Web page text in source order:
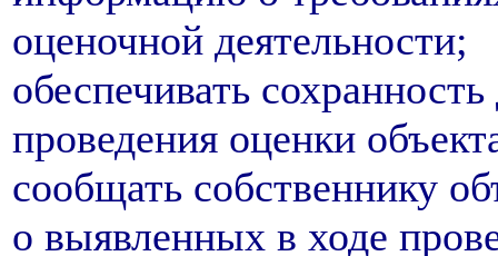
оценочной деятельности;
обеспечивать
проведения оценки
сообщать собственнику
о выявленных в ходе